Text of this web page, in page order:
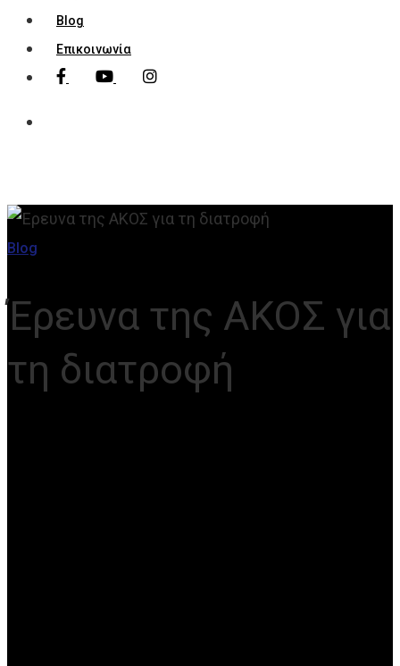
Blog
Επικοινωνία
Blog
Έρευνα της ΑΚΟΣ για
τη διατροφή